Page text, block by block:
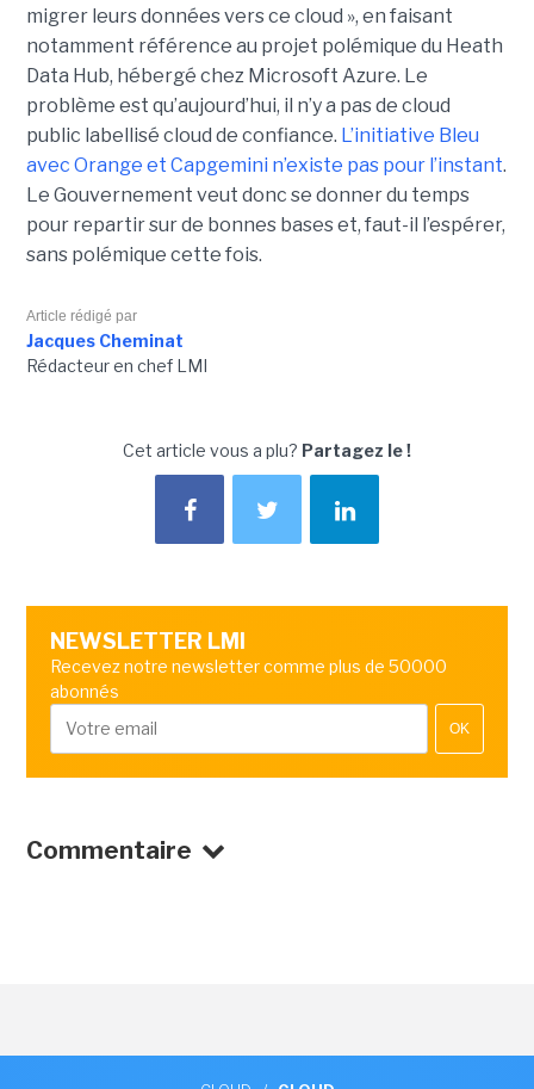
migrer leurs données vers ce cloud », en faisant
notamment référence au projet polémique du Heath
Data Hub, hébergé chez Microsoft Azure. Le
problème est qu’aujourd’hui, il n’y a pas de cloud
public labellisé cloud de confiance. L’initiative Bleu
avec Orange et Capgemini n’existe pas pour l’instant.
Le Gouvernement veut donc se donner du temps
pour repartir sur de bonnes bases et, faut-il l’espérer,
sans polémique cette fois.
Article rédigé par
Jacques Cheminat
Rédacteur en chef LMI
Cet article vous a plu? Partagez le !
NEWSLETTER LMI
Recevez notre newsletter comme plus de 50000
abonnés
OK
Commentaire